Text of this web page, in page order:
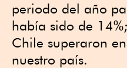
periodo del año
había sido de
Chile superaron
nuestro país.